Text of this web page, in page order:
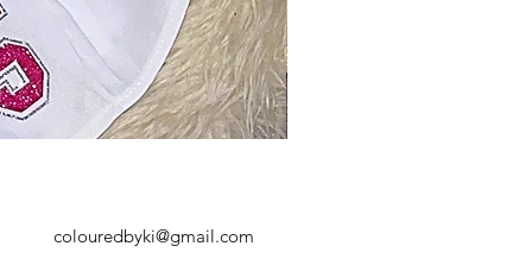
colouredbyki@gmail.com